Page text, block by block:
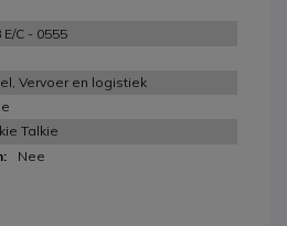
E/C - 0555
Vervoer en logistiek
Talkie
Nee